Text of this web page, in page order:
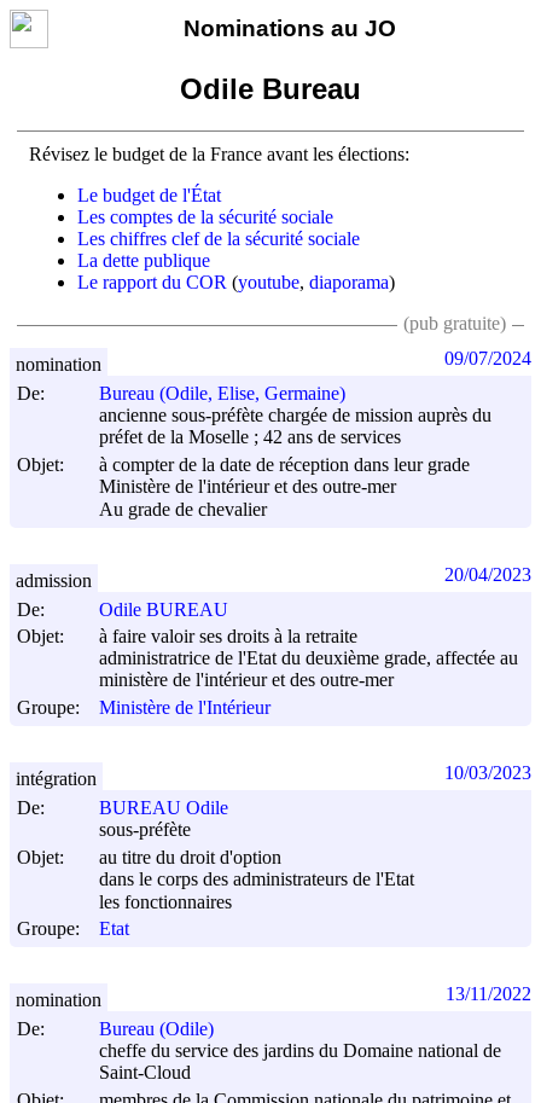
Nominations au JO
Odile Bureau
Révisez le budget de la France avant les élections:
Le budget de l'État
Les comptes de la sécurité sociale
Les chiffres clef de la sécurité sociale
La dette publique
Le rapport du COR (youtube, diaporama)
(pub gratuite)
De:
Bureau (Odile, Elise, Germaine)
ancienne sous-préfète chargée de mission auprès du
préfet de la Moselle ; 42 ans de services
Objet:
à compter de la date de réception dans leur grade
Ministère de l'intérieur et des outre-mer
Au grade de chevalier
nomination 09/07/2024
De:
Odile BUREAU
Objet:
à faire valoir ses droits à la retraite
administratrice de l'Etat du deuxième grade, affectée au
ministère de l'intérieur et des outre-mer
Groupe:
Ministère de l'Intérieur
admission 20/04/2023
De:
BUREAU Odile
sous-préfète
Objet:
au titre du droit d'option
dans le corps des administrateurs de l'Etat
les fonctionnaires
Groupe:
Etat
intégration 10/03/2023
De:
Bureau (Odile)
cheffe du service des jardins du Domaine national de
Saint-Cloud
nomination 13/11/2022